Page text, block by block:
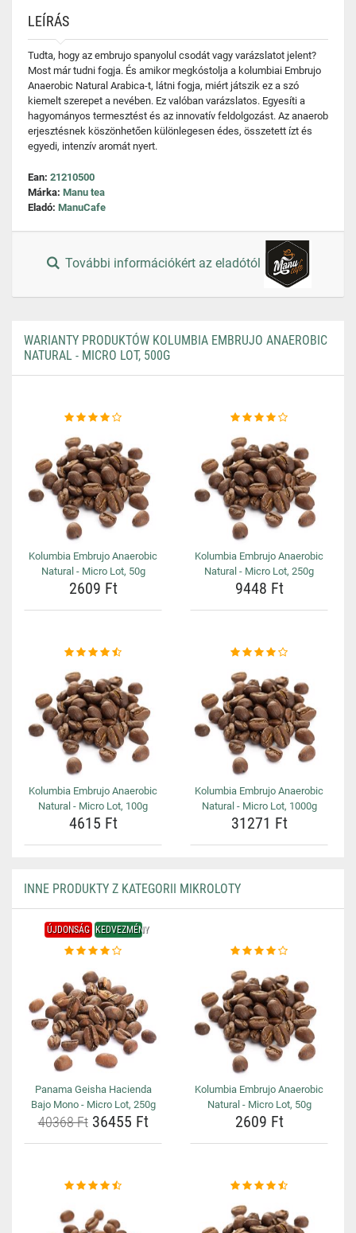
LEÍRÁS
Tudta, hogy az embrujo spanyolul csodát vagy varázslatot jelent?
Most már tudni fogja. És amikor megkóstolja a kolumbiai Embrujo
Anaerobic Natural Arabica-t, látni fogja, miért játszik ez a szó
kiemelt szerepet a nevében. Ez valóban varázslatos. Egyesíti a
hagyományos termesztést és az innovatív feldolgozást. Az anaerob
erjesztésnek köszönhetően különlegesen édes, összetett ízt és
egyedi, intenzív aromát nyert.
Ean: 21210500
Márka: Manu tea
Eladó: ManuCafe
További információkért az eladótól
WARIANTY PRODUKTÓW KOLUMBIA EMBRUJO ANAEROBIC
NATURAL - MICRO LOT, 500G
Kolumbia Embrujo Anaerobic
Natural - Micro Lot, 50g
2609 Ft
Kolumbia Embrujo Anaerobic
Natural - Micro Lot, 250g
9448 Ft
Kolumbia Embrujo Anaerobic
Natural - Micro Lot, 100g
4615 Ft
Kolumbia Embrujo Anaerobic
Natural - Micro Lot, 1000g
31271 Ft
INNE PRODUKTY Z KATEGORII MIKROLOTY
ÚJDONSÁG KEDVEZMÉNY
Panama Geisha Hacienda
Bajo Mono - Micro Lot, 250g
40368 Ft36455 Ft
Kolumbia Embrujo Anaerobic
Natural - Micro Lot, 50g
2609 Ft